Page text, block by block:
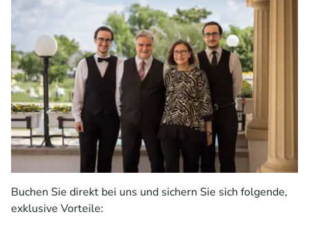
Buchen Sie direkt bei uns und sichern Sie sich folgende,
exklusive Vorteile: